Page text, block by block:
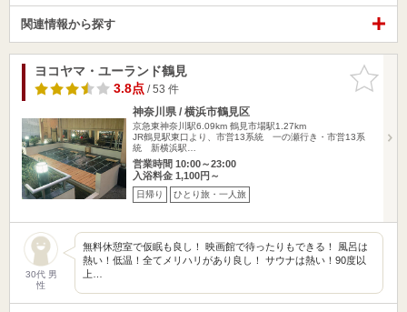
関連情報から探す
お気に入
りに追加
ヨコヤマ・ユーランド鶴見
3.8点/ 53 件
神奈川県 / 横浜市鶴見区
京急東神奈川駅6.09km 鶴見市場駅1.27km
JR鶴見駅東口より、市営13系統 一の瀬行き・市営13系
統 新横浜駅…
営業時間 10:00～23:00
入浴料金 1,100円～
日帰り ひとり旅・一人旅
30代 男
性
無料休憩室で仮眠も良し！ 映画館で待ったりもできる！ 風呂は
熱い！低温！全てメリハリがあり良し！ サウナは熱い！90度以
上…